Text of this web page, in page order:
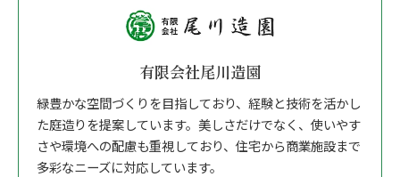
有限会社尾川造園
緑豊かな空間づくりを目指しており、経験と技術を活かし
た庭造りを提案しています。美しさだけでなく、使いやす
さや環境への配慮も重視しており、住宅から商業施設まで
多彩なニーズに対応しています。